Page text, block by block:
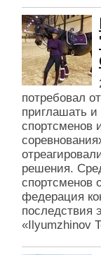
потребовал
приглашать и
спортсменов
решения.
спортсменов
федерация
последствия
«Ilyumzhinov